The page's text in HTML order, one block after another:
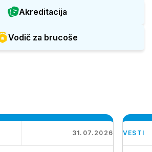
Akreditacija
Vodič za brucoše
31.07.2026 VESTI